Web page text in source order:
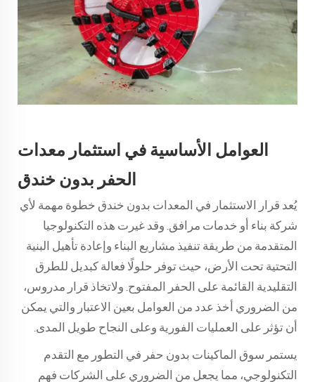
العوامل الأساسية في استثمار معدات
الحفر بدون خندق
يُعد قرار الاستثمار في المعدات بدون خندق خطوة مهمة لأي
شركة بناء أو خدمات مرافق. وقد غيرت هذه التكنولوجيا
المتقدمة من طريقة تنفيذ مشاريع البناء وإعادة تأهيل البنية
التحتية تحت الأرض، حيث توفر حلولًا فعالة كبديل للطرق
التقليدية القائمة على الحفر المفتوح. ولاتخاذ قرار مدروس،
من الضروري أخذ عدد من العوامل بعين الاعتبار والتي يمكن
أن تؤثر على العمليات الفورية وعلى النجاح طويل المدى.
يستمر سوق الماكينات بدون حفر في التطور مع التقدم
التكنولوجي، مما يجعل من الضروري على الشركات فهم